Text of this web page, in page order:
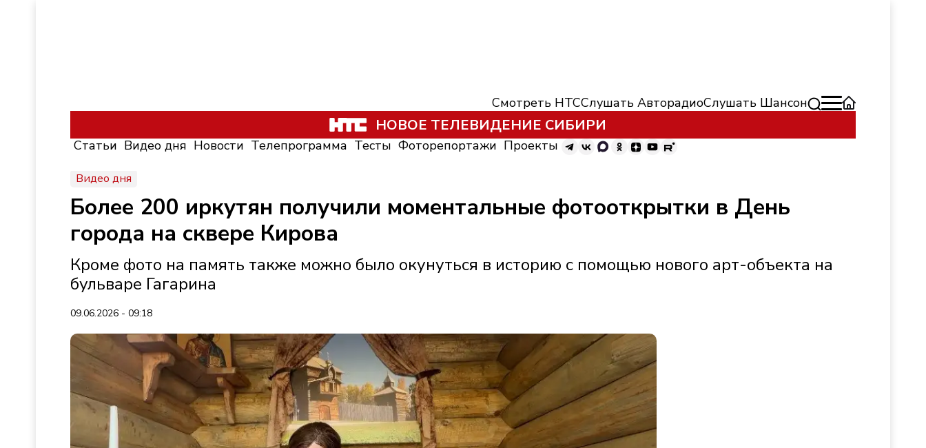
Смотреть НТССлушать АвторадиоСлушать Шансон
НОВОЕ ТЕЛЕВИДЕНИЕ СИБИРИ
Статьи Видео дня Новости Телепрограмма Тесты Фоторепортажи Проекты
Видео дня
Более 200 иркутян получили моментальные фотооткрытки в День
города на сквере Кирова
Кроме фото на память также можно было окунуться в историю с помощью нового арт-объекта на
бульваре Гагарина
09.06.2026 - 09:18